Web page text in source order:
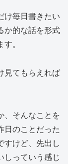
け毎日書きたい
か的な話を形式
。
見てもらえれば
、そんなことを
日のことだった
すけど、先出し
しっていう感じ